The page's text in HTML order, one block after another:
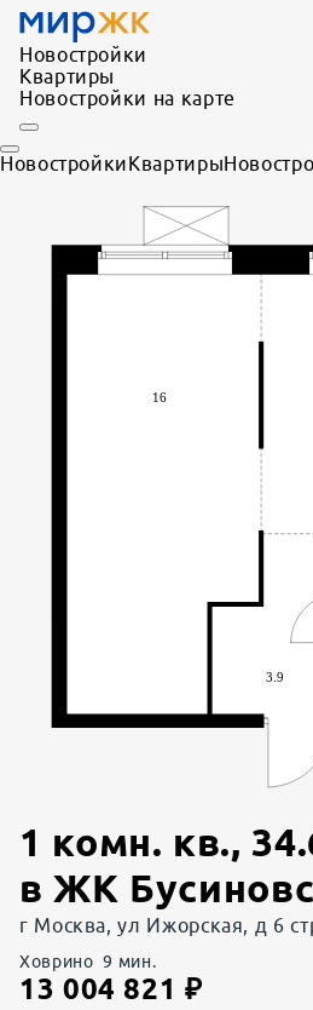
Новостройки
Квартиры
Новостройки на карте
НовостройкиКвартиры
1 комн. кв.,
вЖК
г Москва, ул Ижорская, д 6
Ховрино 9 мин.
13 004 821 ₽